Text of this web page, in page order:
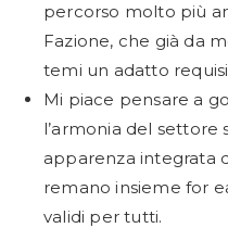
percorso molto più
Fazione, che già da
temi un adatto
Mi piace pensare a
l’armonia del settore
apparenza integrata
remano insieme for
validi per tutti.